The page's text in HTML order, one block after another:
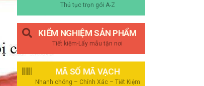
Thủ tục trọn gói A-Z
KIỂM NGHIỆM SẢN PHẨM
Tiết kiệm-Lấy mẫu tận nơi
MÃ SỐ MÃ VẠCH
Nhanh chóng – Chính Xác – Tiết Kiệm